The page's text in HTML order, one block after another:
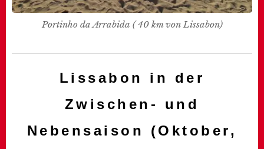
Portinho da Arrabida ( 40 km von Lissabon)
Lissabon in der
Zwischen- und
Nebensaison (Oktober,